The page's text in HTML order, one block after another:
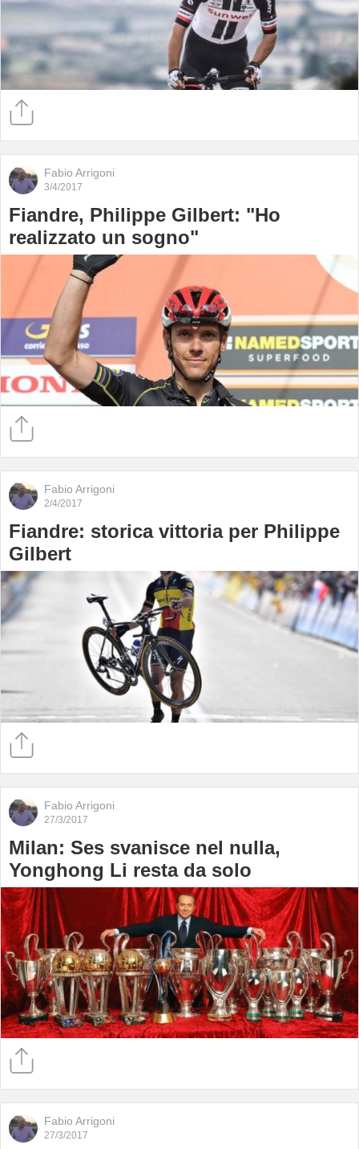
Fabio Arrigoni
3/4/2017
Fiandre, Philippe Gilbert: "Ho
realizzato un sogno"
Fabio Arrigoni
2/4/2017
Fiandre: storica vittoria per Philippe
Gilbert
Fabio Arrigoni
27/3/2017
Milan: Ses svanisce nel nulla,
Yonghong Li resta da solo
Fabio Arrigoni
27/3/2017